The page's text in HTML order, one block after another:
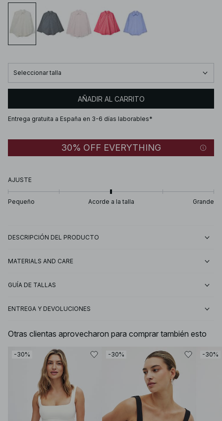
Seleccionar talla
AÑADIR AL CARRITO
Entrega gratuita a España en 3-6 días laborables*
30% OFF EVERYTHING
AJUSTE
Pequeño Acorde a la talla Grande
DESCRIPCIÓN DEL PRODUCTO
MATERIALS AND CARE
GUÍA DE TALLAS
ENTREGA Y DEVOLUCIONES
Otras clientas aprovecharon para comprar también esto
-30% -30% -30%